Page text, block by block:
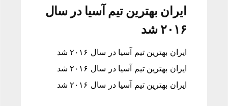
ایران بهترین تیم آسیا در سال
۲۰۱۶ شد
ایران بهترین تیم آسیا در سال ۲۰۱۶ شد
ایران بهترین تیم آسیا در سال ۲۰۱۶ شد
ایران بهترین تیم آسیا در سال ۲۰۱۶ شد